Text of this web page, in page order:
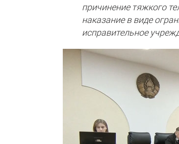
причинение тяжкого
наказание в виде
исправительное